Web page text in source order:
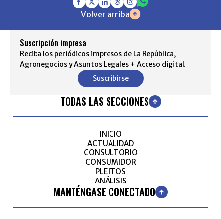
Volver arriba
Suscripción impresa
Reciba los periódicos impresos de La República,
Agronegocios y Asuntos Legales + Acceso digital.
Suscribirse
TODAS LAS SECCIONES
INICIO
ACTUALIDAD
CONSULTORIO
CONSUMIDOR
PLEITOS
ANÁLISIS
MANTÉNGASE CONECTADO